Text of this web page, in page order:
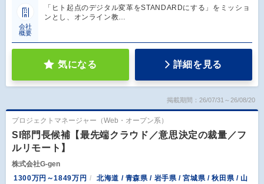
会社
概要
「ヒト起点のデジタル変革をSTANDARDにする」をミッショ
ンとし、オンライン教…
気になる 詳細を見る
掲載期間：26/07/31～26/08/20
プロジェクトマネージャー（Web・オープン系）
SI部門長候補【最先端クラウド／意思決定の裁量／フ
ルリモート】
株式会社G-gen
1300万円～1849万円
北海道 / 青森県 / 岩手県 / 宮城県 / 秋田県 / 山